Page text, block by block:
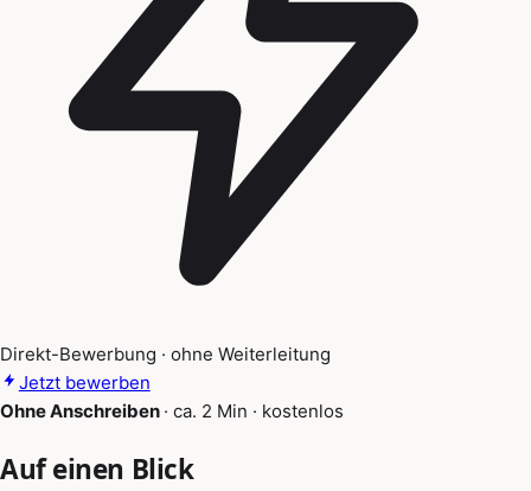
Direkt-Bewerbung · ohne Weiterleitung
Jetzt bewerben
Ohne Anschreiben · ca. 2 Min · kostenlos
Auf einen Blick